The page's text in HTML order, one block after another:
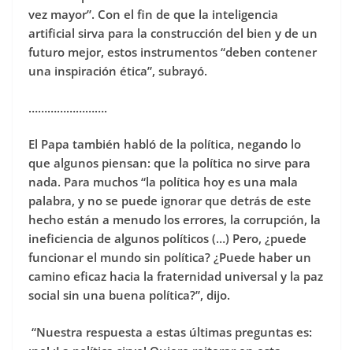
vez mayor”. Con el fin de que la inteligencia
artificial sirva para la construcción del bien y de un
futuro mejor, estos instrumentos “deben contener
una inspiración ética”, subrayó.
…………………….
El Papa también habló de la política, negando lo
que algunos piensan: que la política no sirve para
nada. Para muchos “la política hoy es una mala
palabra, y no se puede ignorar que detrás de este
hecho están a menudo los errores, la corrupción, la
ineficiencia de algunos políticos (…) Pero, ¿puede
funcionar el mundo sin política? ¿Puede haber un
camino eficaz hacia la fraternidad universal y la paz
social sin una buena política?”, dijo.
“Nuestra respuesta a estas últimas preguntas es: